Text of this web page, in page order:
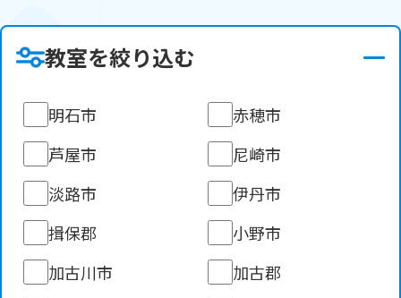
教室を絞り込む
明石市
赤穂市
芦屋市
尼崎市
淡路市
伊丹市
揖保郡
小野市
加古川市
加古郡